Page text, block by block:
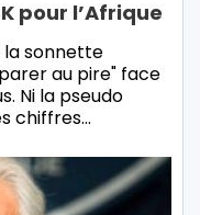
pour l’Afrique
la sonnette
au pire" face
Ni la pseudo
chiffres…